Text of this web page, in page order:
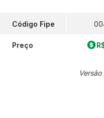
Código Fipe
Preço